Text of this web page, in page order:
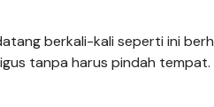
berkali-kali seperti ini
tanpa harus pindah tempat.